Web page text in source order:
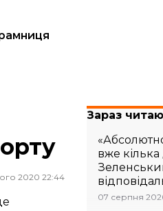
2020 22:44
Зараз
вже
07 серпня